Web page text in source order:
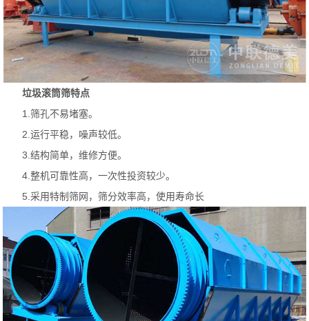
垃圾滚筒筛特点
1.筛孔不易堵塞。
2.运行平稳，噪声较低。
3.结构简单，维修方便。
4.整机可靠性高，一次性投资较少。
5.采用特制筛网，筛分效率高，使用寿命长